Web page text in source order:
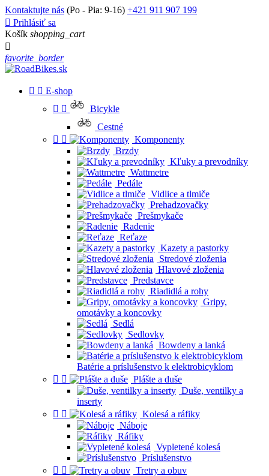
Kontaktujte nás (Po - Pia: 9-16) +421 911 907 199
 Prihlásiť sa
Košík shopping_cart

favorite_border
  E-shop
 
Bicykle
Cestné
 
Komponenty
Brzdy
Kľuky a prevodníky
Wattmetre
Pedále
Vidlice a tlmiče
Prehadzovačky
Prešmykače
Radenie
Reťaze
Kazety a pastorky
Stredové zloženia
Hlavové zloženia
Predstavce
Riadidlá a rohy
Gripy,
omotávky a koncovky
Sedlá
Sedlovky
Bowdeny a lanká
Batérie a príslušenstvo k elektrobicyklom
 
Plášte a duše
Duše, ventilky a
inserty
 
Kolesá a ráfiky
Náboje
Ráfiky
Vypletené kolesá
Príslušenstvo
 
Tretry a obuv